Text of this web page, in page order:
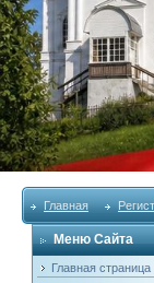
Главная
Меню Сайта
Главная страница